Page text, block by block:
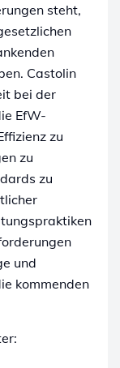
steht,
Castolin
bei der
EfW-
zu
zu
zu
und
kommenden